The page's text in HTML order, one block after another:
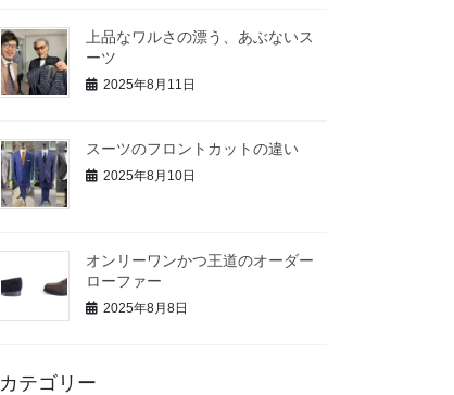
上品なワルさの漂う、あぶないス
ーツ
2025年8月11日
スーツのフロントカットの違い
2025年8月10日
オンリーワンかつ王道のオーダー
ローファー
2025年8月8日
カテゴリー